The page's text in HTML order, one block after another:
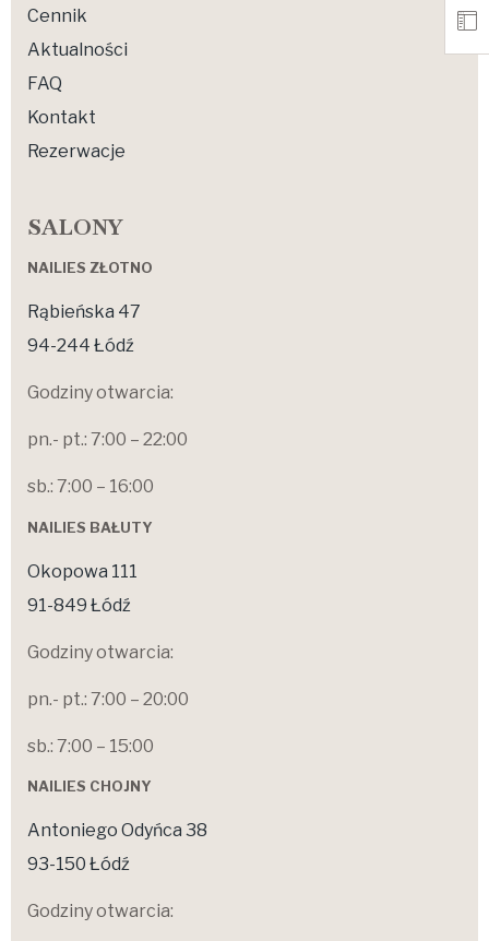
Cennik
Aktualności
FAQ
Kontakt
Rezerwacje
SALONY
NAILIES ZŁOTNO
Rąbieńska 47
94-244 Łódź
Godziny otwarcia:
pn.- pt.: 7:00 – 22:00
sb.: 7:00 – 16:00
NAILIES BAŁUTY
Okopowa 111
91-849 Łódź
Godziny otwarcia:
pn.- pt.: 7:00 – 20:00
sb.: 7:00 – 15:00
NAILIES CHOJNY
Antoniego Odyńca 38
93-150 Łódź
Godziny otwarcia: